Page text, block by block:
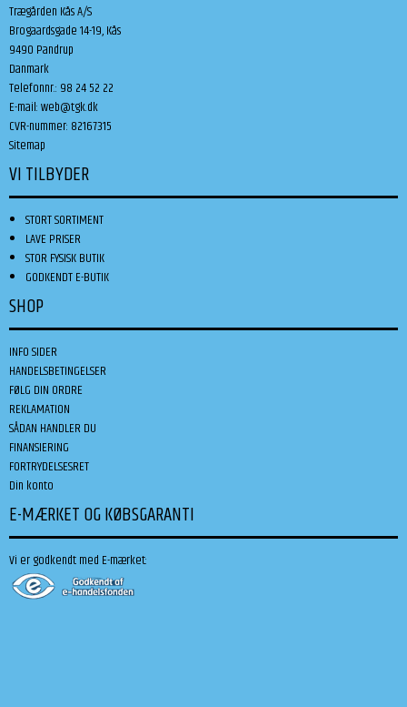
Trægården Kås A/S
Brogaardsgade 14-19, Kås
9490 Pandrup
Danmark
Telefonnr.: 98 24 52 22
E-mail:web@tgk.dk
CVR-nummer: 82167315
Sitemap
VI TILBYDER
STORT SORTIMENT
LAVE PRISER
STOR FYSISK BUTIK
GODKENDT E-BUTIK
SHOP
INFO SIDER
HANDELSBETINGELSER
FØLG DIN ORDRE
REKLAMATION
SÅDAN HANDLER DU
FINANSIERING
FORTRYDELSESRET
Din konto
E-MÆRKET OG KØBSGARANTI
Vi er godkendt med E-mærket: